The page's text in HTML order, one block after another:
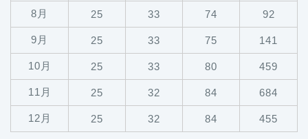
8月 25 33 74 92
9月 25 33 75 141
10月 25 33 80 459
11月 25 32 84 684
12月 25 32 84 455